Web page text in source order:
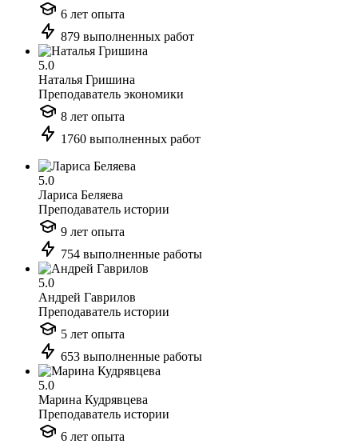
6 лет опыта
879 выполненных работ
5.0
Наталья Гришина
Преподаватель экономики
8 лет опыта
1760 выполненных работ
5.0
Лариса Беляева
Преподаватель истории
9 лет опыта
754 выполненные работы
5.0
Андрей Гаврилов
Преподаватель истории
5 лет опыта
653 выполненные работы
5.0
Марина Кудрявцева
Преподаватель истории
6 лет опыта